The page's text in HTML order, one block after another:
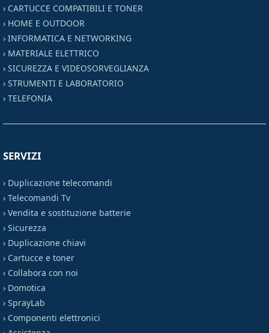
› CARTUCCE COMPATIBILI E TONER
› HOME E OUTDOOR
› INFORMATICA E NETWORKING
› MATERIALE ELETTRICO
› SICUREZZA E VIDEOSORVEGLIANZA
› STRUMENTI E LABORATORIO
› TELEFONIA
SERVIZI
› Duplicazione telecomandi
› Telecomandi Tv
› Vendita e sostituzione batterie
› Sicurezza
› Duplicazione chiavi
› Cartucce e toner
› Collabora con noi
› Domotica
› SprayLab
› Componenti elettronici